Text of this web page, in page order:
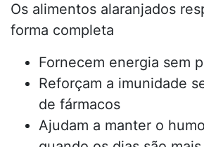
Os alimentos alaranjados
forma completa
Fornecem energia sem
Reforçam a imunidade
de fármacos
Ajudam a manter o